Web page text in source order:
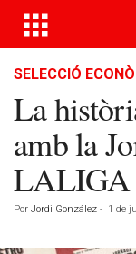
SELECCIÓ
La
amb la
LALIGA
Por Jordi González - 1 de